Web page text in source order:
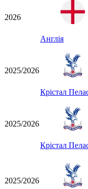
2026
Англія
2025/2026
Крістал
2025/2026
Крістал
2025/2026